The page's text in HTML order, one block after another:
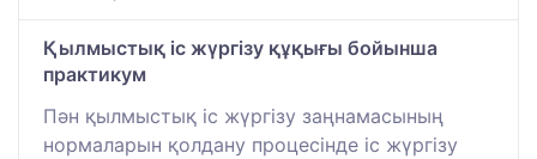
Қылмыстық іс жүргізу құқығы бойынша
практикум
Пән қылмыстық іс жүргізу заңнамасының
нормаларын қолдану процесінде іс жүргізу